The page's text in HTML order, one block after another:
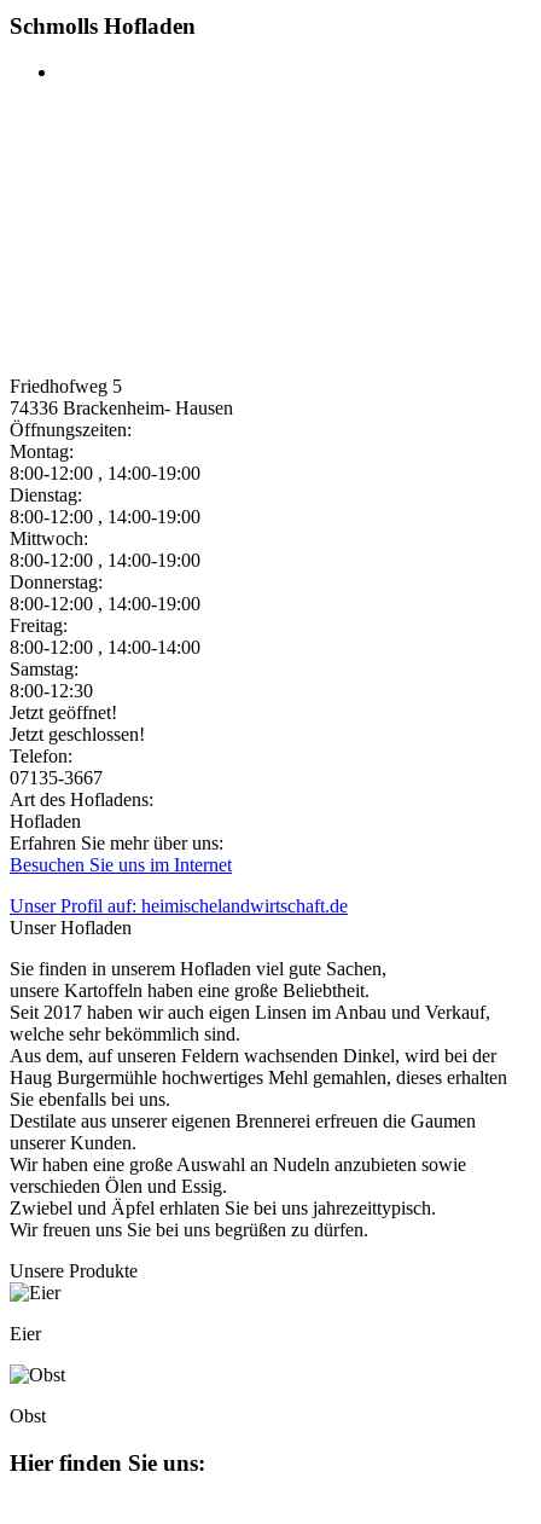
Schmolls Hofladen
Friedhofweg 5
74336 Brackenheim- Hausen
Öffnungszeiten:
Montag:
8:00-12:00 , 14:00-19:00
Dienstag:
8:00-12:00 , 14:00-19:00
Mittwoch:
8:00-12:00 , 14:00-19:00
Donnerstag:
8:00-12:00 , 14:00-19:00
Freitag:
8:00-12:00 , 14:00-14:00
Samstag:
8:00-12:30
Jetzt geöffnet!
Jetzt geschlossen!
Telefon:
07135-3667
Art des Hofladens:
Hofladen
Erfahren Sie mehr über uns:
Besuchen Sie uns im Internet
Unser Profil auf: heimischelandwirtschaft.de
Unser Hofladen
Sie finden in unserem Hofladen viel gute Sachen,
unsere Kartoffeln haben eine große Beliebtheit.
Seit 2017 haben wir auch eigen Linsen im Anbau und Verkauf,
welche sehr bekömmlich sind.
Aus dem, auf unseren Feldern wachsenden Dinkel, wird bei der
Haug Burgermühle hochwertiges Mehl gemahlen, dieses erhalten
Sie ebenfalls bei uns.
Destilate aus unserer eigenen Brennerei erfreuen die Gaumen
unserer Kunden.
Wir haben eine große Auswahl an Nudeln anzubieten sowie
verschieden Ölen und Essig.
Zwiebel und Äpfel erhlaten Sie bei uns jahrezeittypisch.
Wir freuen uns Sie bei uns begrüßen zu dürfen.
Unsere Produkte
Eier
Obst
Hier finden Sie uns: